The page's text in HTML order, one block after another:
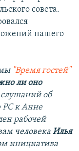
совета.
нашего
"Время гостей"
ли оно
об
РС к Анне
рабочей
человека Илья
инициатива